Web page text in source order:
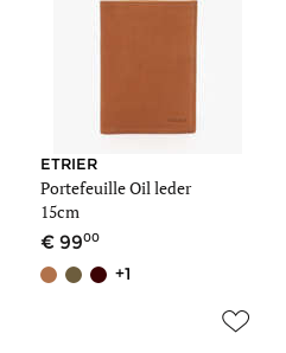
ETRIER
Portefeuille Oil leder
15cm
9900
+1